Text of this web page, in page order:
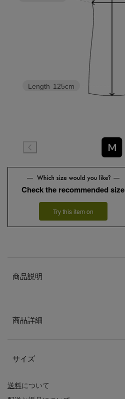
Length 125cm
M
Check the recommended size
Try this item on
送料について
商品説明
商品詳細
サイズ